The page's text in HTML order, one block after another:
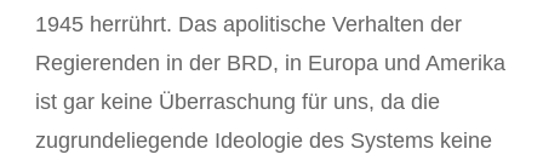
1945 herrührt. Das apolitische Verhalten der
Regierenden in der BRD, in Europa und Amerika
ist gar keine Überraschung für uns, da die
zugrundeliegende Ideologie des Systems keine